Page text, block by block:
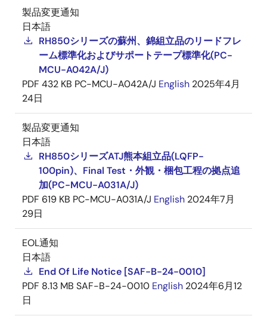
製品変更通知
日本語
RH850シリーズの蘇州、錦組立品のリードフレ
ーム標準化およびサポートテープ標準化(PC-
MCU-A042A/J)
PDF 432 KB PC-MCU-A042A/J English 2025年4月
24日
製品変更通知
日本語
RH850シリーズATJ熊本組立品(LQFP-
100pin)、Final Test・外観・梱包工程の拠点追
加(PC-MCU-A031A/J)
PDF 619 KB PC-MCU-A031A/J English 2024年7月
29日
EOL通知
日本語
End Of Life Notice [SAF-B-24-0010]
PDF 8.13 MB SAF-B-24-0010 English 2024年6月12
日